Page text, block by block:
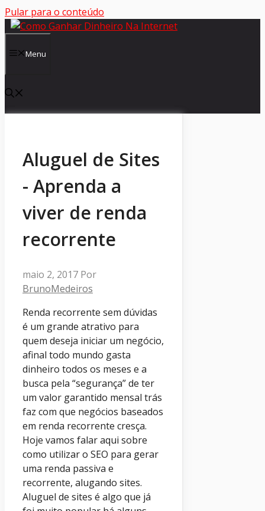
Pular para o conteúdo
Menu
Aluguel de Sites
- Aprenda a
viver de renda
recorrente
maio 2, 2017 Por
BrunoMedeiros
Renda recorrente sem dúvidas
é um grande atrativo para
quem deseja iniciar um negócio,
afinal todo mundo gasta
dinheiro todos os meses e a
busca pela “segurança” de ter
um valor garantido mensal trás
faz com que negócios baseados
em renda recorrente cresça.
Hoje vamos falar aqui sobre
como utilizar o SEO para gerar
uma renda passiva e
recorrente, alugando sites.
Aluguel de sites é algo que já